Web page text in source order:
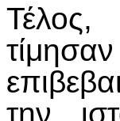
Τέλος,
την